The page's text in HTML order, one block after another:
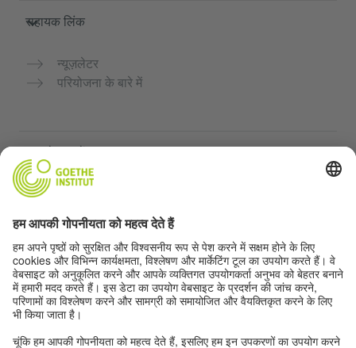
सहायक लिंक
न्यूज़लेटर
परियोजना के बारे में
जर्मन भाषा का अभ्यास मुफ्त में करें
गोएथे संस्थान के जर्मन पाठ्यक्रम
शिक्षक पोर्टल "Deutschstunde"
गोपनीयता और सुगम्यता